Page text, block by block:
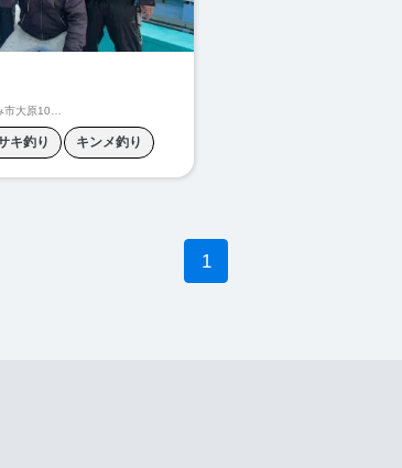
原10105-1
キ釣り キンメ釣り
り ジギング
1